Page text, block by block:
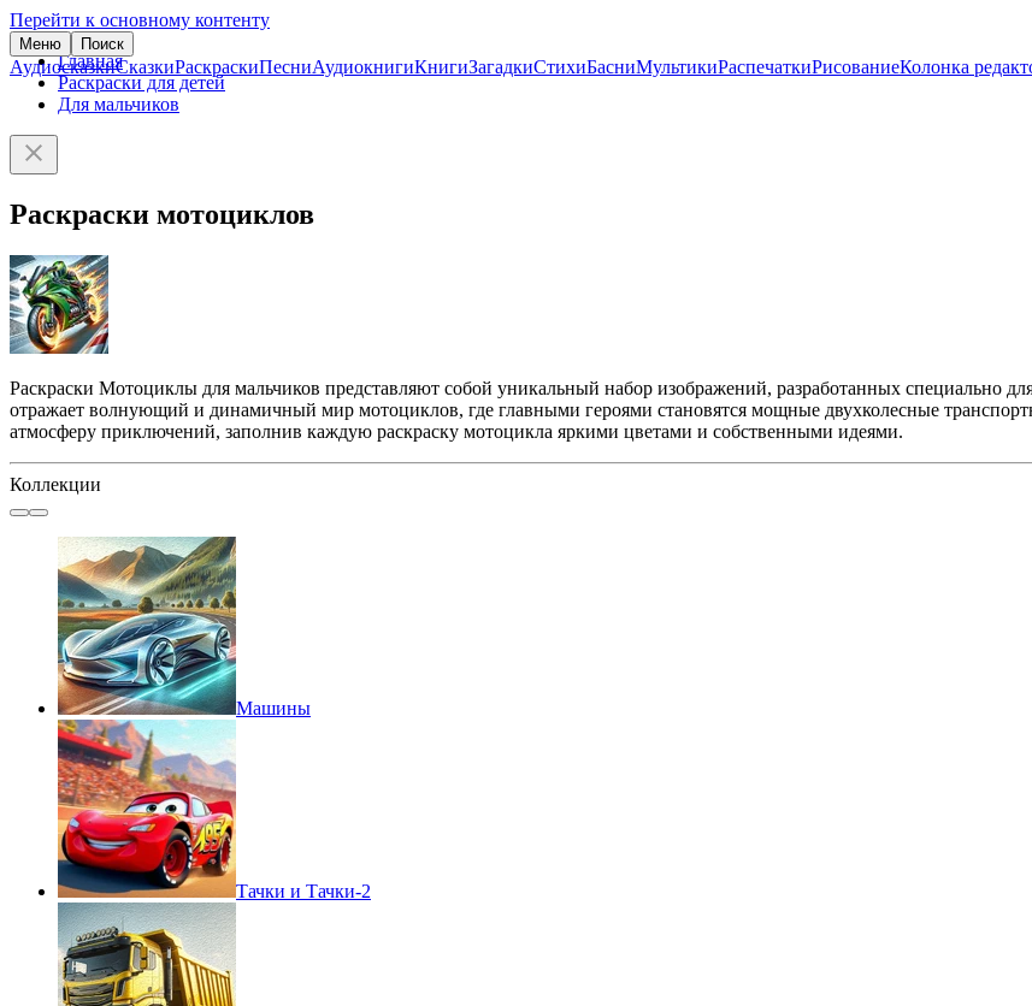
Перейти к основному контенту
Меню Поиск
АудиосказкиСказкиРаскраскиПесниАудиокнигиКнигиЗагадкиСтихиБасниМультикиРаспечаткиРисованиеКолонка
Главная
Раскраски для детей
Для мальчиков
Раскраски мотоциклов
Раскраски Мотоциклы для мальчиков представляют собой уникальный набор изображений, разработанных специально
отражает волнующий и динамичный мир мотоциклов, где главными героями становятся мощные двухколесные
атмосферу приключений, заполнив каждую раскраску мотоцикла яркими цветами и собственными идеями.
Коллекции
Машины
Тачки и Тачки-2